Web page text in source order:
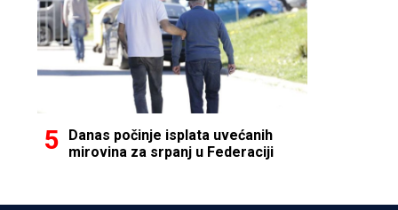
Danas počinje isplata uvećanih
mirovina za srpanj u Federaciji